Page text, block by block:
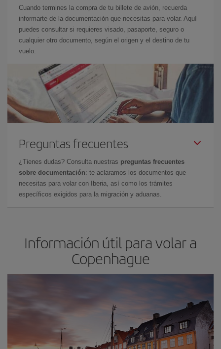
Cuando termines la compra de tu billete de avión, recuerda
informarte de la documentación que necesitas para volar. Aquí
puedes consultar si requieres visado, pasaporte, seguro o
cualquier otro documento, según el origen y el destino de tu
vuelo.
Preguntas frecuentes
¿Tienes dudas? Consulta nuestras preguntas frecuentes
sobre documentación: te aclaramos los documentos que
necesitas para volar con Iberia, así como los trámites
específicos exigidos para la migración y aduanas.
Información útil para volar a
Copenhague